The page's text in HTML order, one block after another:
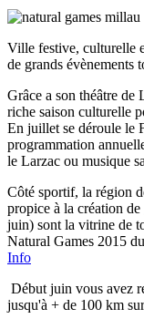
Ville festive, culturelle
de grands évènements
Grâce a son théâtre
riche saison culturelle
En juillet se déroule le
programmation
le Larzac ou musique
Côté sportif, la région
propice à la création
juin) sont la vitrine de
Natural Games 2015
Info
Début juin vous avez
jusqu'à + de 100 km